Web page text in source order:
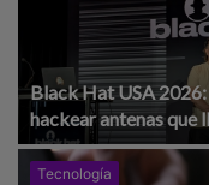
Black Hat USA
hackear antenas que
Tecnología